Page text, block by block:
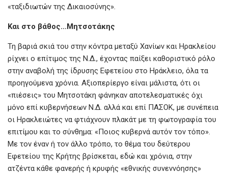
«ταξιδιωτών της Δικαιοσύνης».
Και στο βάθος…Μητσοτάκης
Τη βαριά σκιά του στην κόντρα μεταξύ Χανίων και Ηρακλείου
ρίχνει ο επίτιμος της Ν.Δ., έχοντας παίξει καθοριστικό ρόλο
στην αναβολή της ίδρυσης Εφετείου στο Ηράκλειο, όλα τα
προηγούμενα χρόνια. Αξιοπερίεργο είναι μάλιστα, ότι οι
«πιέσεις» του Μητσοτάκη φάνηκαν αποτελεσματικές όχι
μόνο επί κυβερνήσεων Ν.Δ. αλλά και επί ΠΑΣΟΚ, με συνέπεια
οι Ηρακλειώτες να φτιάχνουν πλακάτ με τη φωτογραφία του
επιτίμου και το σύνθημα: «Ποιος κυβερνά αυτόν τον τόπο».
Με τον έναν ή τον άλλο τρόπο, το θέμα του δεύτερου
Εφετείου της Κρήτης βρίσκεται, εδώ και χρόνια, στην
ατζέντα κάθε φανερής ή κρυφής «εθνικής συνεννόησης»